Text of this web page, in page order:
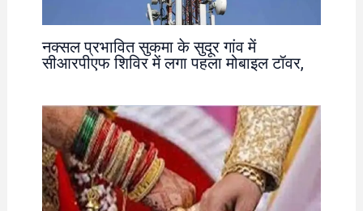
नक्सल प्रभावित सुकमा के सुदूर गांव में
सीआरपीएफ शिविर में लगा पहला मोबाइल टॉवर,